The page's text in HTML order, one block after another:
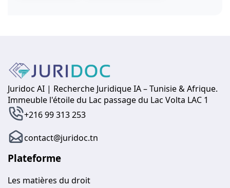
Juridoc AI | Recherche Juridique IA – Tunisie & Afrique.
Immeuble l'étoile du Lac passage du Lac Volta LAC 1
+216 99 313 253
contact@juridoc.tn
Plateforme
Les matières du droit